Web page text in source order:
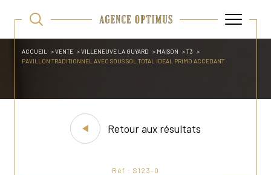
ACCUEIL VENTE VILLENEUVE LA GUYARD MAISON
T3
PAVILLON TRADITIONNEL AVEC SOUS SOL TOTAL IDEAL PRIMO ACCEDANT
Retour aux résultats
Réf : S123-0